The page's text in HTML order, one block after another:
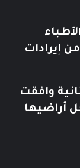
إيرادات
وافقت
أراضيها